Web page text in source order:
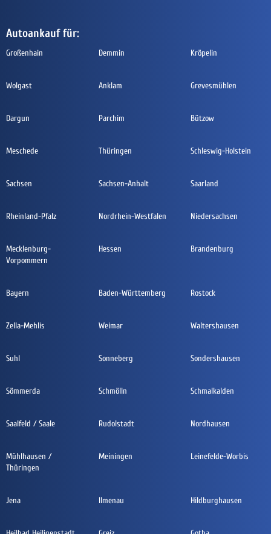
Autoankauf für:
Großenhain Demmin Kröpelin
Wolgast Anklam Grevesmühlen
Dargun Parchim Bützow
Meschede Thüringen Schleswig-Holstein
Sachsen Sachsen-Anhalt Saarland
Rheinland-Pfalz Nordrhein-Westfalen Niedersachsen
Mecklenburg-
Vorpommern
Hessen Brandenburg
Bayern Baden-Württemberg Rostock
Zella-Mehlis Weimar Waltershausen
Suhl Sonneberg Sondershausen
Sömmerda Schmölln Schmalkalden
Saalfeld / Saale Rudolstadt Nordhausen
Mühlhausen /
Thüringen
Meiningen Leinefelde-Worbis
Jena Ilmenau Hildburghausen